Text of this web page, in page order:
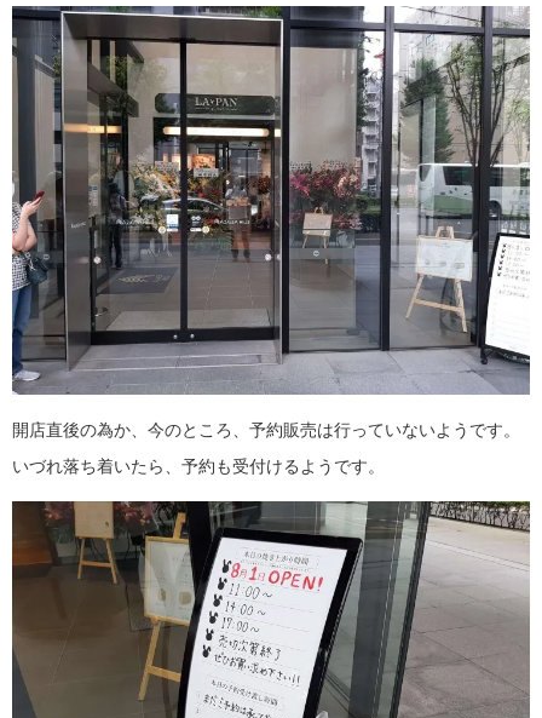
開店直後の為か、今のところ、予約販売は行っていないようです。
いづれ落ち着いたら、予約も受付けるようです。